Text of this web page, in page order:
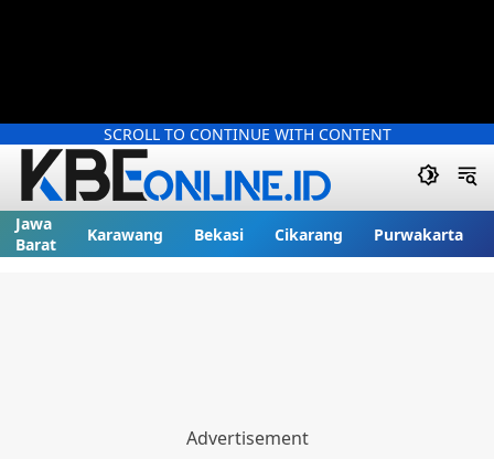
SCROLL TO CONTINUE WITH CONTENT
Jawa
Barat
Karawang Bekasi Cikarang Purwakarta